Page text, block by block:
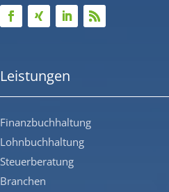
Leistungen
Finanzbuchhaltung
Lohnbuchhaltung
Steuerberatung
Branchen